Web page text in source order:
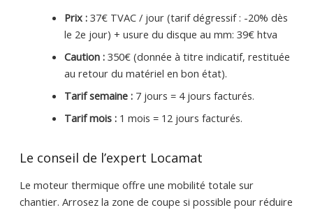
Prix :37€ TVAC / jour (tarif dégressif : -20% dès
le 2e jour) + usure du disque au mm: 39€ htva
Caution :350€ (donnée à titre indicatif, restituée
au retour du matériel en bon état).
Tarif semaine :7 jours = 4 jours facturés.
Tarif mois :1 mois = 12 jours facturés.
Le conseil de l’expert Locamat
Le moteur thermique offre une mobilité totale sur
chantier. Arrosez la zone de coupe si possible pour réduire